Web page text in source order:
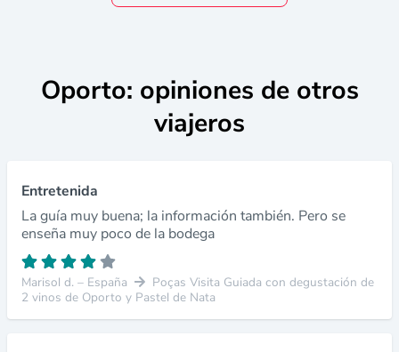
Oporto: opiniones de otros
viajeros
Entretenida
La guía muy buena; la información también. Pero se
enseña muy poco de la bodega
Marisol d. – España
Poças Visita Guiada con degustación de
2 vinos de Oporto y Pastel de Nata